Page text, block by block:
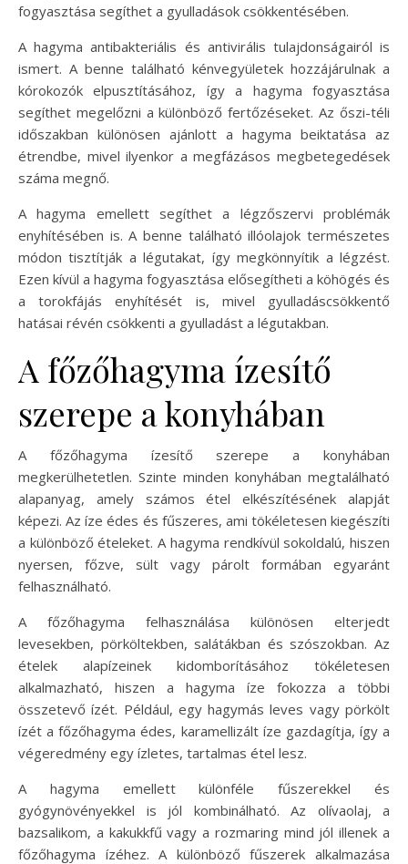
fogyasztása segíthet a gyulladások csökkentésében.
A hagyma antibakteriális és antivirális tulajdonságairól is
ismert. A benne található kénvegyületek hozzájárulnak a
kórokozók elpusztításához, így a hagyma fogyasztása
segíthet megelőzni a különböző fertőzéseket. Az őszi-téli
időszakban különösen ajánlott a hagyma beiktatása az
étrendbe, mivel ilyenkor a megfázásos megbetegedések
száma megnő.
A hagyma emellett segíthet a légzőszervi problémák
enyhítésében is. A benne található illóolajok természetes
módon tisztítják a légutakat, így megkönnyítik a légzést.
Ezen kívül a hagyma fogyasztása elősegítheti a köhögés és
a torokfájás enyhítését is, mivel gyulladáscsökkentő
hatásai révén csökkenti a gyulladást a légutakban.
A főzőhagyma ízesítő
szerepe a konyhában
A főzőhagyma ízesítő szerepe a konyhában
megkerülhetetlen. Szinte minden konyhában megtalálható
alapanyag, amely számos étel elkészítésének alapját
képezi. Az íze édes és fűszeres, ami tökéletesen kiegészíti
a különböző ételeket. A hagyma rendkívül sokoldalú, hiszen
nyersen, főzve, sült vagy párolt formában egyaránt
felhasználható.
A főzőhagyma felhasználása különösen elterjedt
levesekben, pörköltekben, salátákban és szószokban. Az
ételek alapízeinek kidomborításához tökéletesen
alkalmazható, hiszen a hagyma íze fokozza a többi
összetevő ízét. Például, egy hagymás leves vagy pörkölt
ízét a főzőhagyma édes, karamellizált íze gazdagítja, így a
végeredmény egy ízletes, tartalmas étel lesz.
A hagyma emellett különféle fűszerekkel és
gyógynövényekkel is jól kombinálható. Az olívaolaj, a
bazsalikom, a kakukkfű vagy a rozmaring mind jól illenek a
főzőhagyma ízéhez. A különböző fűszerek alkalmazása